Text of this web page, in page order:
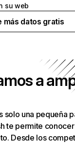
su web
más datos gratis
a
solo una pequeña
te permite
Desde los